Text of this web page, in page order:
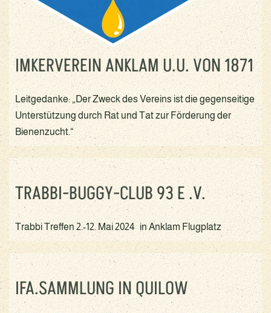
IMKERVEREIN ANKLAM U.U. VON 1871
Leitgedanke: „Der Zweck des Vereins ist die gegenseitige
Unterstützung durch Rat und Tat zur Förderung der
Bienenzucht.“
TRABBI-BUGGY-CLUB 93 E .V.
Trabbi Treffen 2.-12. Mai 2024 in Anklam Flugplatz
IFA.SAMMLUNG IN QUILOW